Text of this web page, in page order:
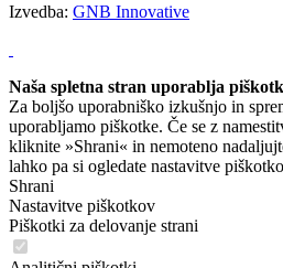
Izvedba: GNB Innovative
Naša spletna stran uporablja
Za boljšo uporabniško izkušnjo in
uporabljamo piškotke. Če se z
kliknite »Shrani« in nemoteno
lahko pa si ogledate nastavitve
Shrani
Nastavitve piškotkov
Piškotki za delovanje strani